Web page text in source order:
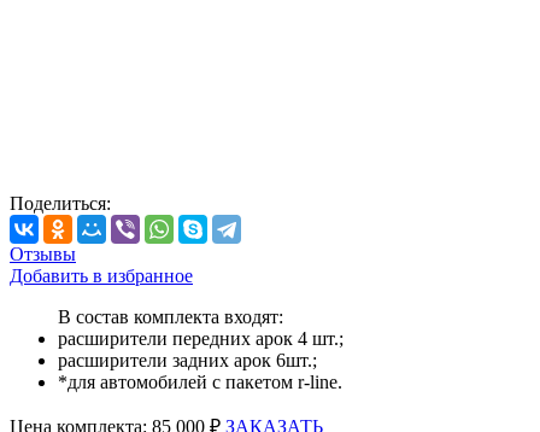
Поделиться:
Отзывы
Добавить в избранное
В состав комплекта входят:
расширители передних арок 4 шт.;
расширители задних арок 6шт.;
*для автомобилей с пакетом r-line.
Цена комплекта: 85 000 ₽ ЗАКАЗАТЬ